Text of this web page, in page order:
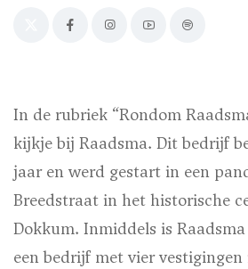
In de rubriek “Rondom
kijkje bij Raadsma. Dit bedrijf
jaar en werd gestart in een
Breedstraat in het historische
Dokkum. Inmiddels is
een bedrijf met vier